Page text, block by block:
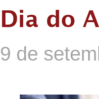
Dia do
9 de